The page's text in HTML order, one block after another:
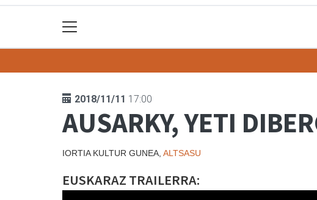
2018/11/11 17:00
AUSARKY, YETI
IORTIA KULTUR GUNEA, ALTSASU
EUSKARAZ TRAILERRA: